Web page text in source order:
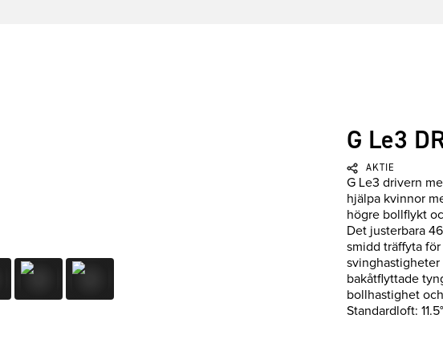
G Le3
AKTIE
G Le3 drivern
hjälpa kvinnor
högre bollflykt
Det justerbara
smidd träffyta
svinghastigheter
bakåtflyttade
bollhastighet
Standardloft: